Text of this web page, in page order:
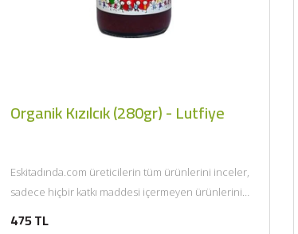
Organik Kızılcık (280gr) - Lutfiye
Eskitadında.com üreticilerin tüm ürünlerini inceler,
sadece hiçbir katkı maddesi içermeyen ürünlerini
475 TL